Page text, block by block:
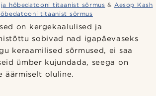
hõbedatooni titaanist sõrmus & Aesop Kash
titaanist sõrmus
on kergekaalulised ja
sobivad nad igapäevaseks
keraamilised sõrmused, ei saa
ümber kujundada, seega on
äärmiselt oluline.